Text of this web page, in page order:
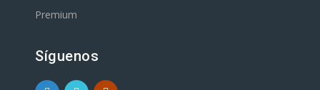
Premium
Síguenos